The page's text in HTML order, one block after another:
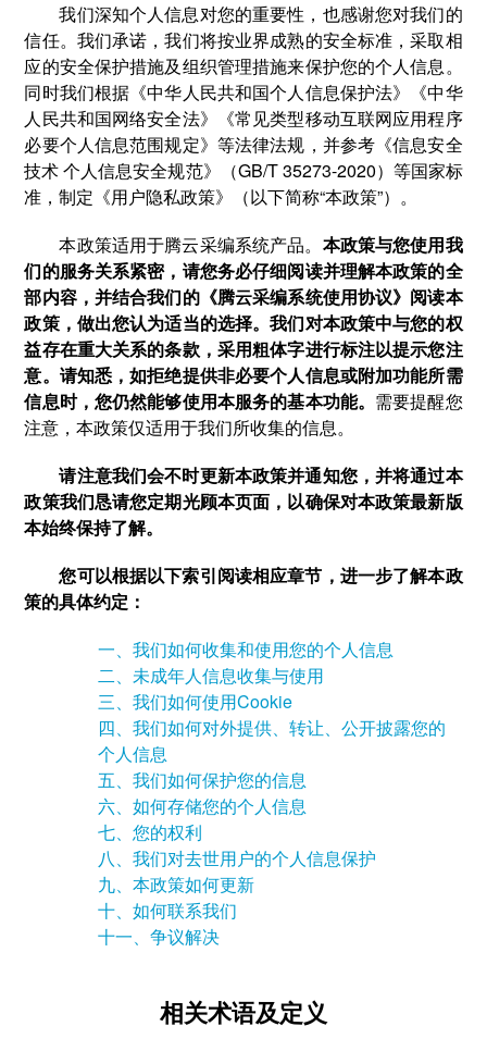
我们深知个人信息对您的重要性，也感谢您对我们的
信任。我们承诺，我们将按业界成熟的安全标准，采取相
应的安全保护措施及组织管理措施来保护您的个人信息。
同时我们根据《中华人民共和国个人信息保护法》《中华
人民共和国网络安全法》《常见类型移动互联网应用程序
必要个人信息范围规定》等法律法规，并参考《信息安全
技术 个人信息安全规范》（GB/T 35273-2020）等国家标
准，制定《用户隐私政策》（以下简称“本政策”）。
本政策适用于腾云采编系统产品。 本政策与您使用我
们的服务关系紧密，请您务必仔细阅读并理解本政策的全
部内容，并结合我们的《腾云采编系统使用协议》阅读本
政策，做出您认为适当的选择。我们对本政策中与您的权
益存在重大关系的条款，采用粗体字进行标注以提示您注
意。请知悉，如拒绝提供非必要个人信息或附加功能所需
信息时，您仍然能够使用本服务的基本功能。 需要提醒您
注意，本政策仅适用于我们所收集的信息。
请注意我们会不时更新本政策并通知您，并将通过本
政策我们恳请您定期光顾本页面，以确保对本政策最新版
本始终保持了解。
您可以根据以下索引阅读相应章节，进一步了解本政
策的具体约定：
一、我们如何收集和使用您的个人信息
二、未成年人信息收集与使用
三、我们如何使用Cookie
四、我们如何对外提供、转让、公开披露您的
个人信息
五、我们如何保护您的信息
六、如何存储您的个人信息
七、您的权利
八、我们对去世用户的个人信息保护
九、本政策如何更新
十、如何联系我们
十一、争议解决
相关术语及定义